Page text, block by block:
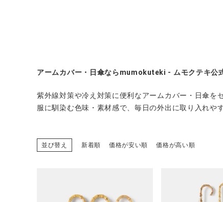
ようこそ ゲスト 様
新規会員登録
アームカバー・日傘ならmumokuteki - ムモクテキ公
紫外線対策や冷え対策に便利なアームカバー・日傘を
服に馴染む色味・素材感で、毎日の外出に取り入れや
並び替え 新着順 価格が安い順 価格が高い順